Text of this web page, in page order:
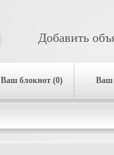
Добавить
Ваш блокнот (0) Ваш